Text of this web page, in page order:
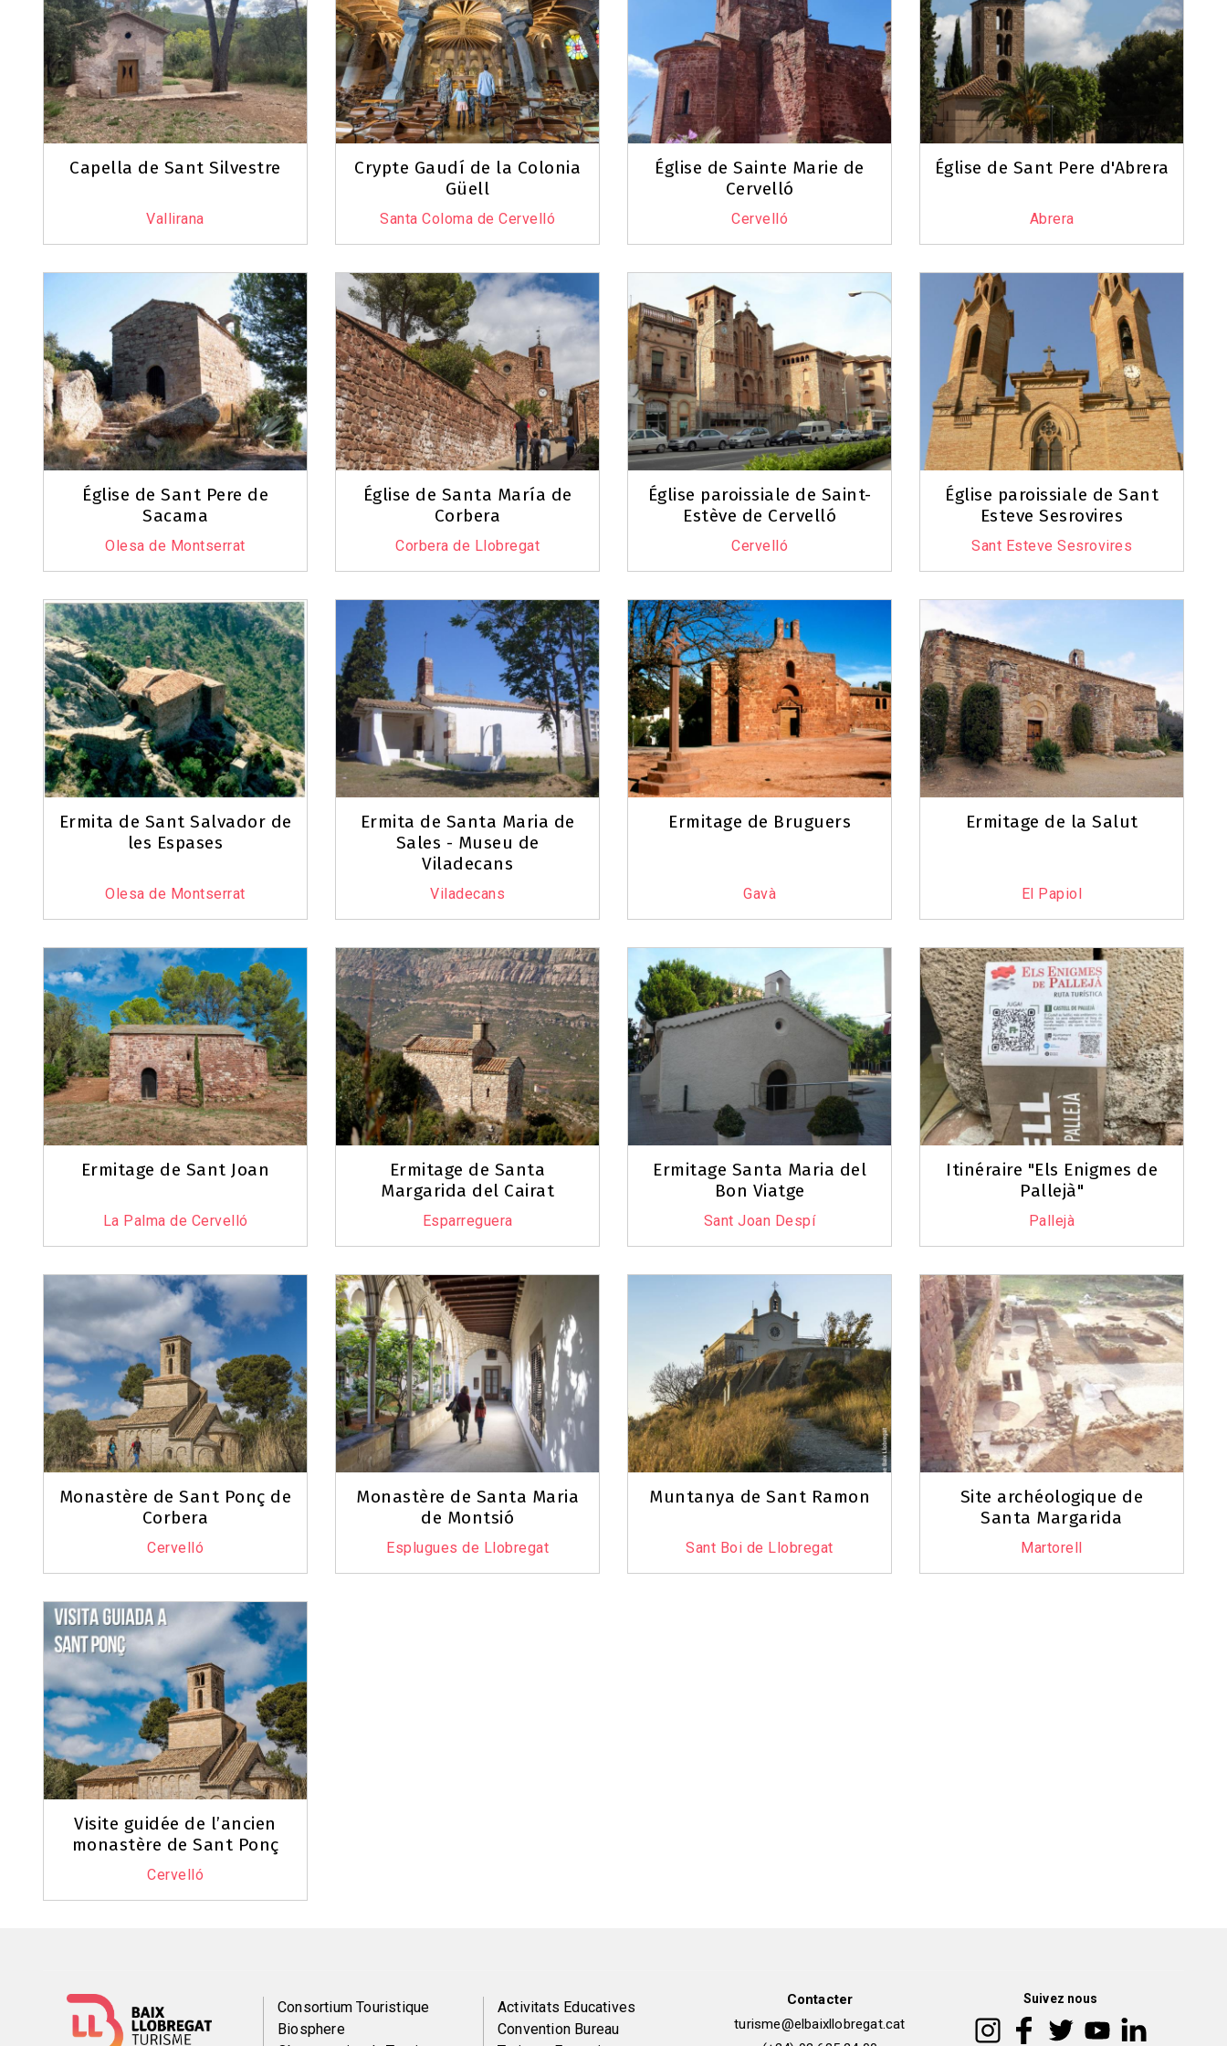
6
Leaflet |©OpenStreetMapcontributors
Capella de Sant Silvestre
Vallirana
Crypte Gaudí de la Colonia
Güell
Santa Coloma de Cervelló
Église de Sainte Marie de
Cervelló
Cervelló
Église de Sant Pere d'Abrera
Abrera
Église de Sant Pere de
Sacama
Olesa de Montserrat
Église de Santa María de
Corbera
Corbera de Llobregat
Église paroissiale de Saint-
Estève de Cervelló
Cervelló
Église paroissiale de Sant
Esteve Sesrovires
Sant Esteve Sesrovires
Ermita de Sant Salvador de
les Espases
Olesa de Montserrat
Ermita de Santa Maria de
Sales - Museu de
Viladecans
Viladecans
Ermitage de Bruguers
Gavà
Ermitage de la Salut
El Papiol
Ermitage de Sant Joan
La Palma de Cervelló
Ermitage de Santa
Margarida del Cairat
Esparreguera
Ermitage Santa Maria del
Bon Viatge
Sant Joan Despí
Itinéraire "Els Enigmes de
Pallejà"
Pallejà
Monastère de Sant Ponç de
Corbera
Cervelló
Monastère de Santa Maria
de Montsió
Esplugues de Llobregat
Muntanya de Sant Ramon
Sant Boi de Llobregat
Site archéologique de
Santa Margarida
Martorell
Visite guidée de l’ancien
monastère de Sant Ponç
Cervelló
Menú
Consortium Touristique
Biosphere
Peu
Activitats Educatives
Convention Bureau
Contacter
turisme@elbaixllobregat.cat
Suivez nous